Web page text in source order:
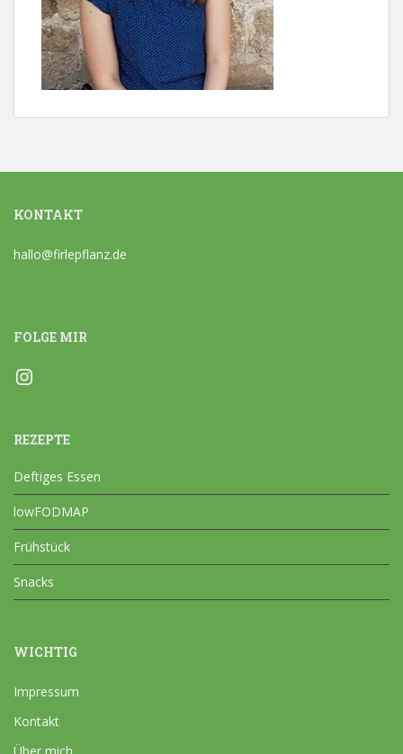
KONTAKT
hallo@firlepflanz.de
FOLGE MIR
Instagram
REZEPTE
Deftiges Essen
lowFODMAP
Frühstück
Snacks
WICHTIG
Impressum
Kontakt